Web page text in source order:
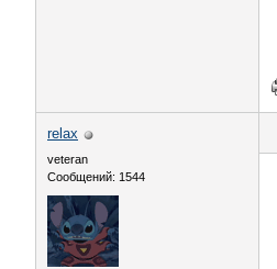
relax
veteran
Сообщений: 1544